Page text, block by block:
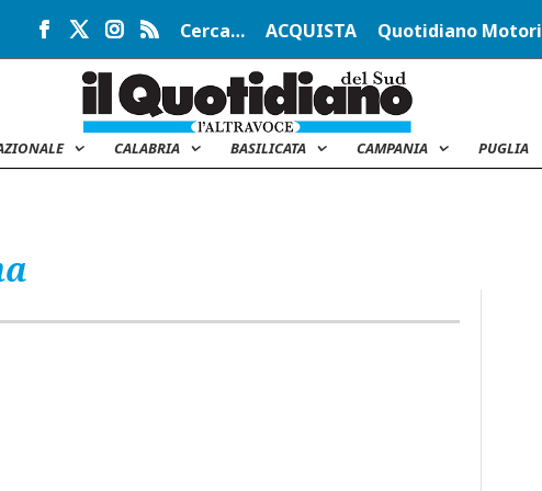
Cerca… ACQUISTA Quotidiano Motori
CALABRIA BASILICATA CAMPANIA PUGLIA